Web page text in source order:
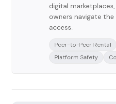
digital
owners navigate
access.
Peer-to-Peer Rental
Platform Safety